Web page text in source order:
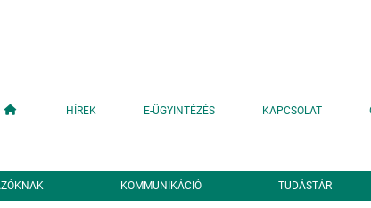
Fő navigáció
HÍREK E-ÜGYINTÉZÉS KAPCSOLAT
KOMMUNIKÁCIÓ TUDÁSTÁR